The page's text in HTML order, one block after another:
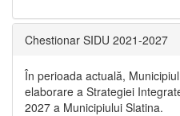
Chestionar SIDU 2021-2027
În perioada actuală,
elaborare a Strategiei
2027 a Municipiului Slatina.